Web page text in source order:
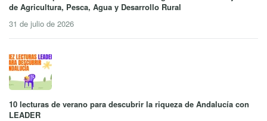
de Agricultura, Pesca, Agua y Desarrollo Rural
31 de julio de 2026
10 lecturas de verano para descubrir la riqueza de Andalucía con
LEADER